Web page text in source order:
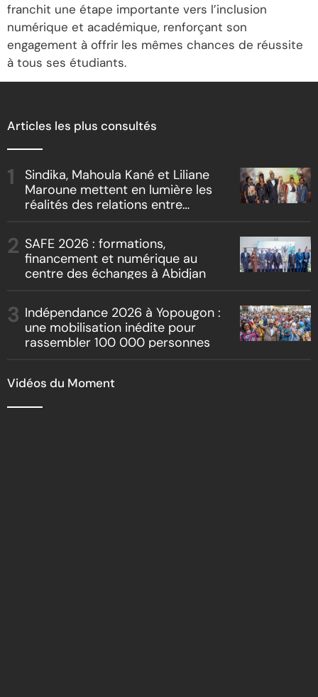
franchit une étape importante vers l’inclusion
numérique et académique, renforçant son
engagement à offrir les mêmes chances de réussite
à tous ses étudiants.
Articles les plus consultés
Sindika, Mahoula Kané et Liliane
Maroune mettent en lumière les
réalités des relations entre
« Boss vs Boss »
SAFE 2026 : formations,
financement et numérique au
centre des échanges à Abidjan
Indépendance 2026 à Yopougon :
une mobilisation inédite pour
rassembler 100 000 personnes
Vidéos du Moment